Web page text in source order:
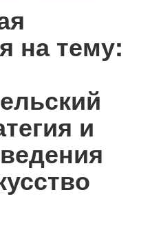
на тему:
и